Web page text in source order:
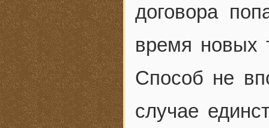
договора
время новых
Способ не
случае